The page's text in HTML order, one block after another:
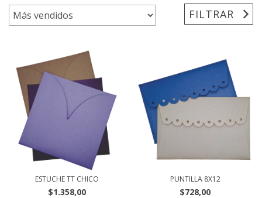
FILTRAR
ESTUCHE TT CHICO
$1.358,00
PUNTILLA 8X12
$728,00